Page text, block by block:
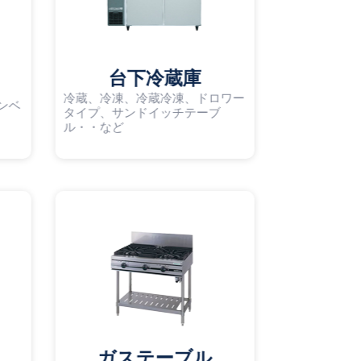
ベ
台下冷蔵庫
冷蔵、冷凍、冷蔵冷凍、ドロワー
タイプ、サンドイッチテーブ
ル・・など